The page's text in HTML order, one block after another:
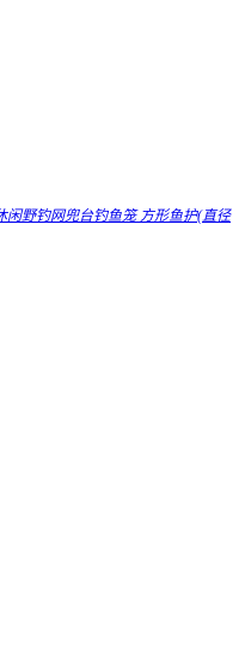
闲野钓网兜台钓鱼笼 方形鱼护(直径